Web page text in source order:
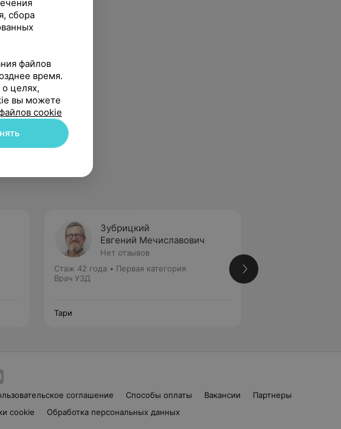
Зубрицкий
Евгений Мечиславович
Нет отзывов
Стаж 42 года • Первая категория
Врач УЗД
Тари
соглашение Способы оплаты Вакансии
Партнеры
cookie Обработка персональных данных
сбора
файлов
время.
целях,
вы можете
cookie